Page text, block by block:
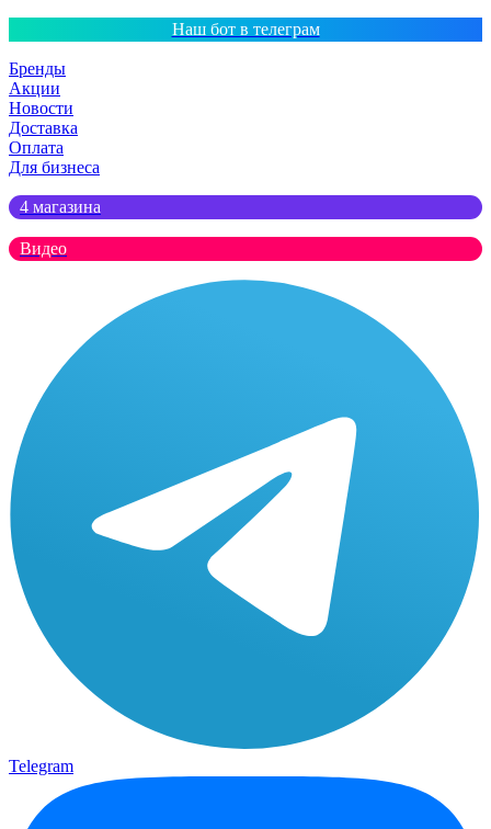
Наш бот в телеграм
Бренды
Акции
Новости
Доставка
Оплата
Для бизнеса
4 магазина
Видео
Telegram